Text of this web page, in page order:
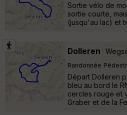
Sortie vélo de
sortie courte,
(jusqu'au lac) et
Dolleren
Randonnée
Départ Dolleren
bleu au bord le
cercles rouge et
Graber et de la